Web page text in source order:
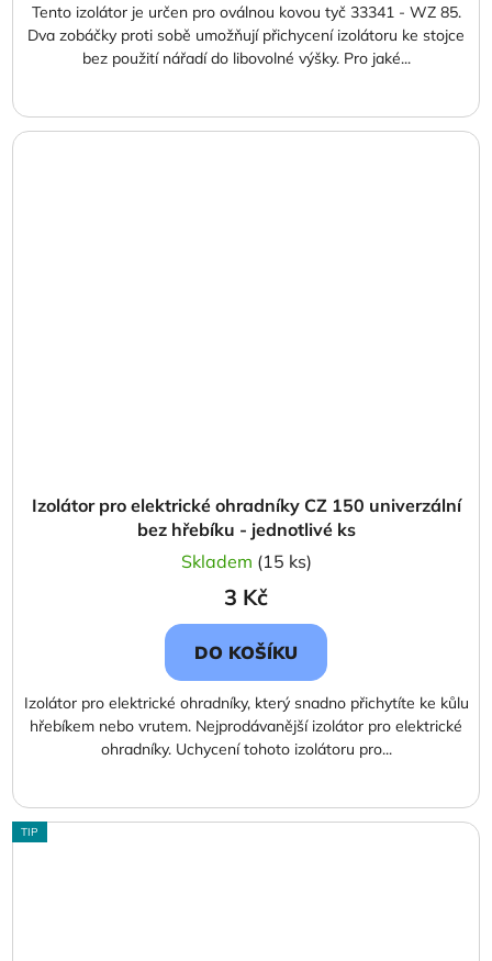
Tento izolátor je určen pro oválnou kovou tyč 33341 - WZ 85.
Dva zobáčky proti sobě umožňují přichycení izolátoru ke stojce
bez použití nářadí do libovolné výšky. Pro jaké...
Izolátor pro elektrické ohradníky CZ 150 univerzální
bez hřebíku - jednotlivé ks
Skladem (15 ks)
3 Kč
DO KOŠÍKU
Izolátor pro elektrické ohradníky, který snadno přichytíte ke kůlu
hřebíkem nebo vrutem. Nejprodávanější izolátor pro elektrické
ohradníky. Uchycení tohoto izolátoru pro...
TIP